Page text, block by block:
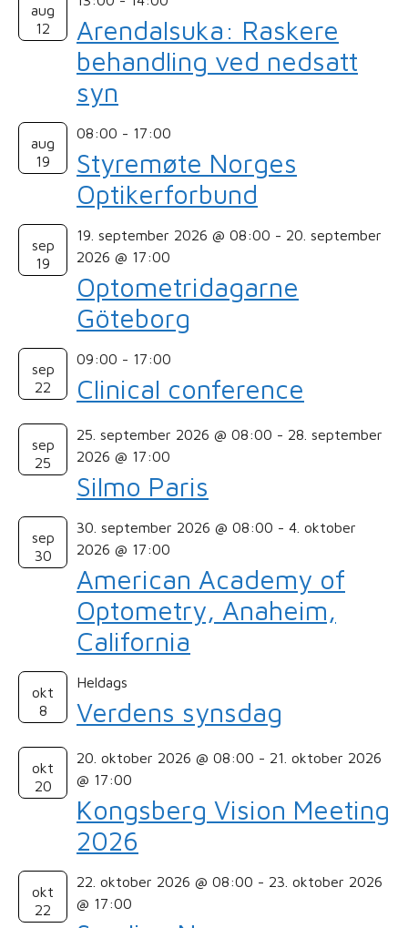
aug
12
Arendalsuka: Raskere
behandling ved nedsatt
syn
aug
19
08:00 - 17:00
Styremøte Norges
Optikerforbund
sep
19
19. september 2026 @ 08:00 - 20. september
2026 @ 17:00
Optometridagarne
Göteborg
sep
22
09:00 - 17:00
Clinical conference
sep
25
25. september 2026 @ 08:00 - 28. september
2026 @ 17:00
Silmo Paris
sep
30
30. september 2026 @ 08:00 - 4. oktober
2026 @ 17:00
American Academy of
Optometry, Anaheim,
California
okt
8
Heldags
Verdens synsdag
okt
20
20. oktober 2026 @ 08:00 - 21. oktober 2026
@ 17:00
Kongsberg Vision Meeting
2026
okt
22
22. oktober 2026 @ 08:00 - 23. oktober 2026
@ 17:00